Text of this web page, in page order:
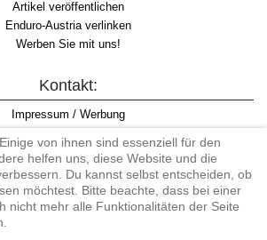
Artikel veröffentlichen
Enduro-Austria verlinken
Werben Sie mit uns!
Kontakt:
Impressum / Werbung
Informationspflicht WKO
AGB
von ihnen sind essenziell für den
helfen uns, diese Website und die
Du kannst selbst entscheiden, ob
möchtest. Bitte beachte, dass bei einer
nicht mehr alle Funktionalitäten der Seite